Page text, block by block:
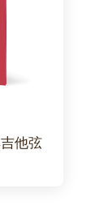
吉他弦